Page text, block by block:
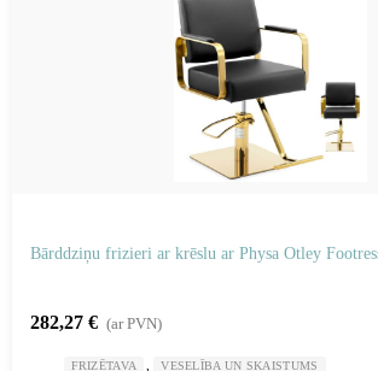
Bārddziņu frizieri ar krēslu ar Physa Otley
282,27 € (ar PVN)
FRIZĒTAVA VESELĪBA UN SKAISTUMS